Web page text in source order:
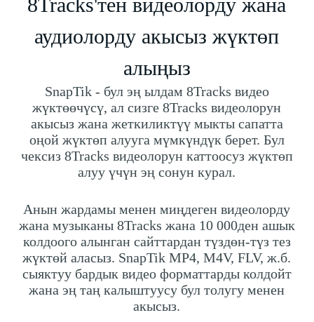
аудиолорду акысыз жүктөп
алыңыз
SnapTik - бул эң ылдам 8Tracks видео
жүктөөчүсү, ал сизге 8Tracks видеолорун
акысыз жана жеткиликтүү мыкты сапатта
оңой жүктөп алууга мүмкүндүк берет. Бул
чексиз 8Tracks видеолорун каттоосуз жүктөп
алуу үчүн эң сонун курал.
Анын жардамы менен миңдеген видеолорду
жана музыканы 8Tracks жана 10 000ден ашык
колдоого алынган сайттардан түздөн-түз тез
жүктөй аласыз. SnapTik MP4, M4V, FLV, ж.б.
сыяктуу бардык видео форматтарды колдойт
жана эң таң калыштуусу бул толугу менен
акысыз.